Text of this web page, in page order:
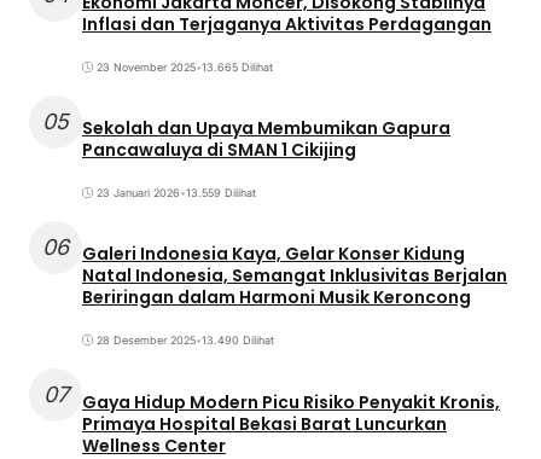
Inflasi dan Terjaganya Aktivitas Perdagangan
23 November 2025•13.665 Dilihat
05 Sekolah dan Upaya Membumikan Gapura
Pancawaluya di SMAN 1 Cikijing
23 Januari 2026•13.559 Dilihat
06 Galeri Indonesia Kaya, Gelar Konser Kidung
Natal Indonesia, Semangat Inklusivitas Berjalan
Beriringan dalam Harmoni Musik Keroncong
28 Desember 2025•13.490 Dilihat
07
Gaya Hidup Modern Picu Risiko Penyakit Kronis,
Primaya Hospital Bekasi Barat Luncurkan
Wellness Center